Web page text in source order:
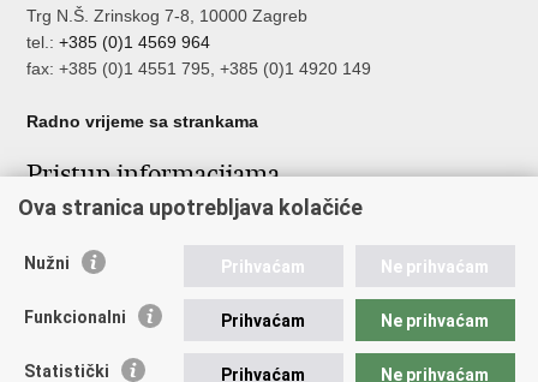
Trg N.Š. Zrinskog 7-8, 10000 Zagreb
tel.:+385 (0)1 4569 964
fax: +385 (0)1 4551 795, +385 (0)1 4920 149
Radno vrijeme sa strankama
Pristup informacijama
Pristup informacijama
Nepravilnosti
Javna nabava u MVEP-u
Ova stranica upotrebljava kolačiće
Nužni Prihvaćam Ne prihvaćam
Funkcionalni Prihvaćam Ne prihvaćam
Statistički Prihvaćam Ne prihvaćam